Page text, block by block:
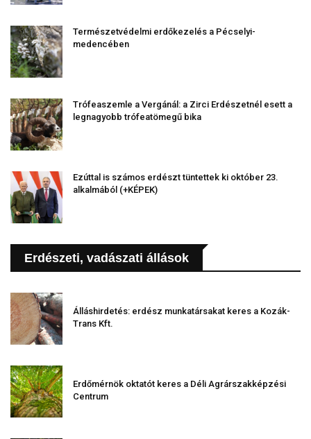
Természetvédelmi erdőkezelés a Pécselyi-
medencében
Trófeaszemle a Vergánál: a Zirci Erdészetnél esett a
legnagyobb trófeatömegű bika
Ezúttal is számos erdészt tüntettek ki október 23.
alkalmából (+KÉPEK)
Erdészeti, vadászati állások
Álláshirdetés: erdész munkatársakat keres a Kozák-
Trans Kft.
Erdőmérnök oktatót keres a Déli Agrárszakképzési
Centrum